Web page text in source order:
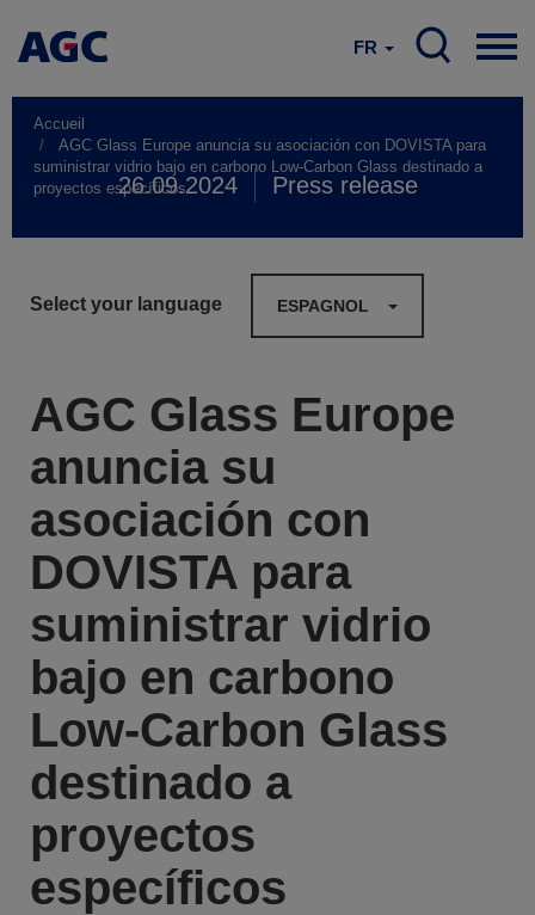
FR
Accueil
AGC Glass Europe anuncia su asociación con DOVISTA para
suministrar vidrio bajo en carbono Low-Carbon Glass destinado a
proyectos específicos
26.09.2024 Press release
Select your language ESPAGNOL
AGC Glass Europe
anuncia su
asociación con
DOVISTA para
suministrar vidrio
bajo en carbono
Low-Carbon Glass
destinado a
proyectos
específicos